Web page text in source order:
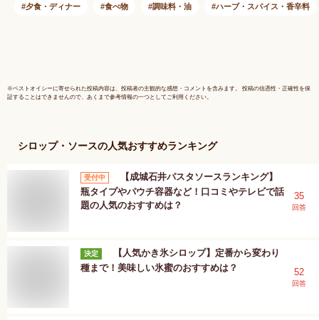
夕食・ディナー 食べ物 調味料・油 ハーブ・スパイス・香辛料
※ベストオイシーに寄せられた投稿内容は、投稿者の主観的な感想・コメントを含みます。 投稿の信憑性・正確性を保
証することはできませんので、あくまで参考情報の一つとしてご利用ください。
シロップ・ソースの人気おすすめランキング
受付中
【成城石井パスタソースランキング】
瓶タイプやパウチ容器など！口コミやテレビで話
題の人気のおすすめは？
35
回答
決定
【人気かき氷シロップ】定番から変わり
種まで！美味しい氷蜜のおすすめは？
52
回答